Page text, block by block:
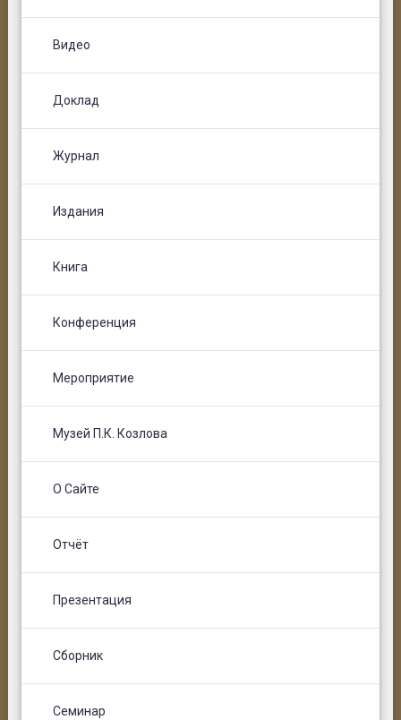
Видео
Доклад
Журнал
Издания
Книга
Конференция
Мероприятие
Музей П.К. Козлова
О Сайте
Отчёт
Презентация
Сборник
Семинар